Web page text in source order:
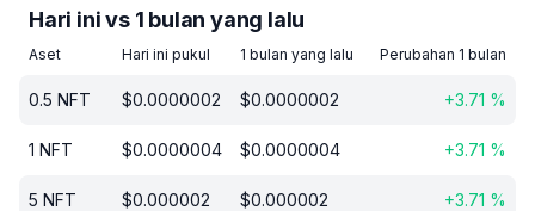
Hari ini vs 1 bulan yang lalu
Aset Hari ini pukul 1 bulan yang lalu Perubahan 1 bulan
0.5 NFT $0.0000002 $0.0000002 +3.71 %
1 NFT $0.0000004 $0.0000004 +3.71 %
5 NFT $0.000002 $0.000002 +3.71 %